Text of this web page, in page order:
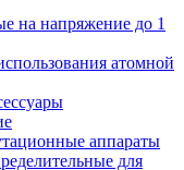
на напряжение до 1
атомной
аппараты
для